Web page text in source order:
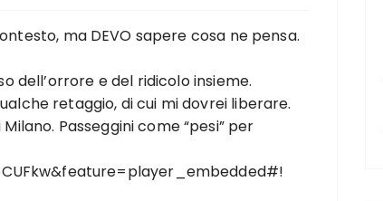
ma DEVO sapere cosa ne pensa.
dell’orrore e del ridicolo insieme.
retaggio, di cui mi dovrei liberare.
Passeggini come “pesi” per
!